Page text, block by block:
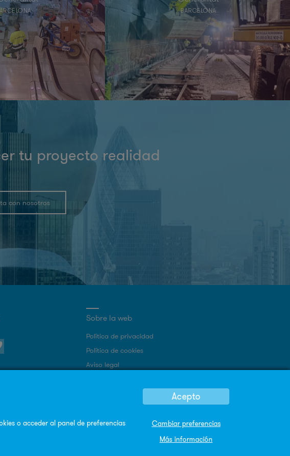
BARCELONA
tu proyecto realidad
con nosotros
Sobre la web
Política de privacidad
Política de cookies
Aviso legal